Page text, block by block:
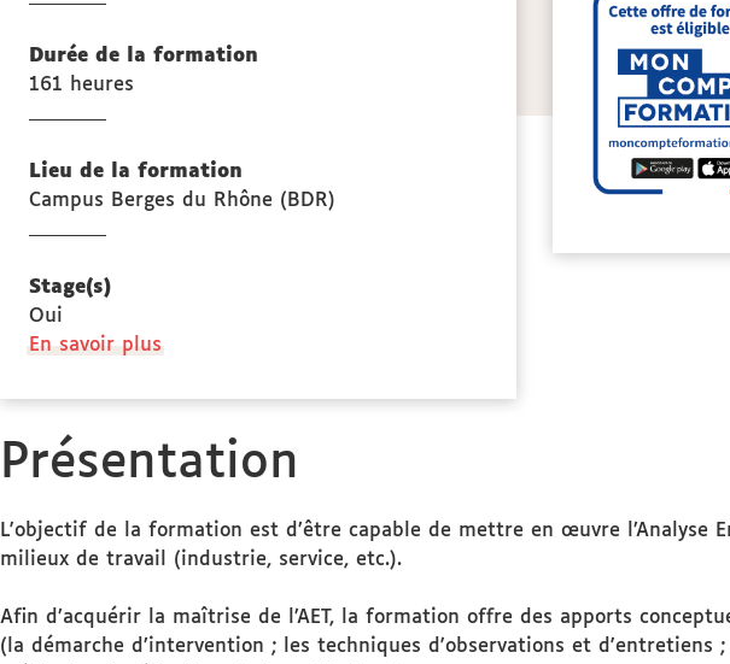
Durée de la formation
161 heures
Lieu de la formation
Campus Berges du Rhône (BDR)
Stage(s)
Oui
En savoir plus
des
Présentation
L'objectif de la formation est d’être capable de mettre en œuvre l’Analyse
milieux de travail (industrie, service, etc.).
Afin d’acquérir la maîtrise de l’AET, la formation offre des apports
(la démarche d’intervention ; les techniques d'observations et